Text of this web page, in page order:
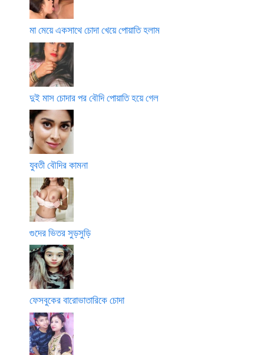
মা মেয়ে একসাথে চোদা খেয়ে পোয়াতি হলাম
দুই মাস চোদার পর বৌদি পোয়াতি হয়ে গেল
যুবতী বৌদির কামনা
গুদের ভিতর সুড়সুড়ি
ফেসবুকের বারোভাতারিকে চোদা